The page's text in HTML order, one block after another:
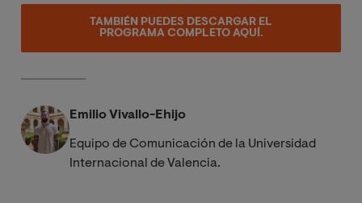
TAMBIÉN PUEDES DESCARGAR EL
PROGRAMA COMPLETO AQUÍ.
Emilio Vivallo-Ehijo
Equipo de Comunicación de la Universidad
Internacional de Valencia.